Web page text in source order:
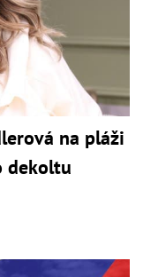
na pláži
dekoltu